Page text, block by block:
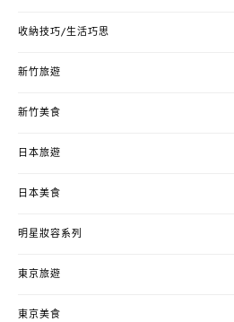
收納技巧/生活巧思
新竹旅遊
新竹美食
日本旅遊
日本美食
明星妝容系列
東京旅遊
東京美食